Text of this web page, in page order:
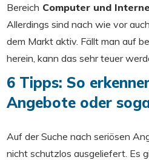
Bereich Computer und
Allerdings sind nach wie vor
dem Markt aktiv. Fällt man auf
herein, kann das sehr teuer
6 Tipps: So
Angebote oder
Auf der Suche nach seriösen
nicht schutzlos ausgeliefert. Es